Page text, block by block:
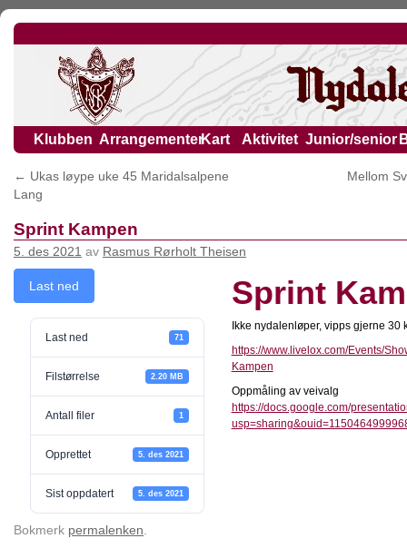
Klubben ArrangementerKart Aktivitet Junior/senior
← Ukas løype uke 45 Maridalsalpene
Lang
Mellom
Sprint Kampen
5. des 2021 av Rasmus Rørholt Theisen
Last ned
Last ned 71
Filstørrelse 2.20 MB
Antall filer 1
Opprettet 5. des 2021
Sist oppdatert 5. des 2021
Sprint
Ikke nydalenløper, vipps gjerne 30
https://www.livelox.com/Events/
Kampen
Oppmåling av veivalg
https://docs.google.com/
Bokmerk permalenken